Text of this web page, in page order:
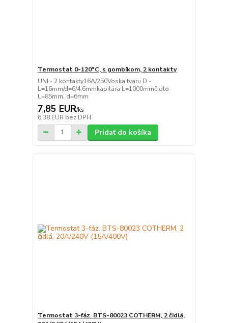
Termostat 0-120°C, s gombíkom, 2 kontakty
UNI - 2 kontakty16A/250Voska tvaru D -
L=16mm/d=6/4,6mmkapilára L=1000mmčidlo
L=85mm, d=6mm
7,85 EUR/ks
6,38 EUR bez DPH
Pridať do košíka
Termostat 3-fáz. BTS-80023 COTHERM, 2 čidlá,